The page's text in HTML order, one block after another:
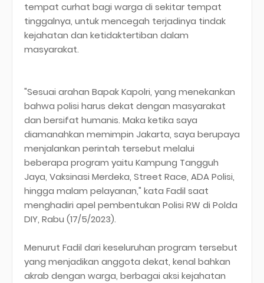
tempat curhat bagi warga di sekitar tempat
tinggalnya, untuk mencegah terjadinya tindak
kejahatan dan ketidaktertiban dalam
masyarakat.
"Sesuai arahan Bapak Kapolri, yang menekankan
bahwa polisi harus dekat dengan masyarakat
dan bersifat humanis. Maka ketika saya
diamanahkan memimpin Jakarta, saya berupaya
menjalankan perintah tersebut melalui
beberapa program yaitu Kampung Tangguh
Jaya, Vaksinasi Merdeka, Street Race, ADA Polisi,
hingga malam pelayanan," kata Fadil saat
menghadiri apel pembentukan Polisi RW di Polda
DIY, Rabu (17/5/2023).
Menurut Fadil dari keseluruhan program tersebut
yang menjadikan anggota dekat, kenal bahkan
akrab dengan warga, berbagai aksi kejahatan